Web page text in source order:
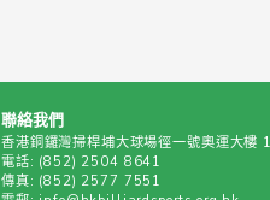
聯絡我們
香港銅鑼灣掃桿埔大球場徑一號奧運大樓
電話: (852) 2504 8641
傳真: (852) 2577 7551